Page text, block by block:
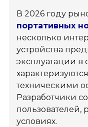
В 2026 году
портативных
несколько
устройства
эксплуатации в
техническими
Разработчики
пользователей,
условиях.